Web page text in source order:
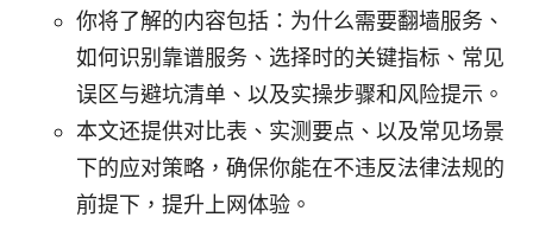
你将了解的内容包括：为什么需要翻墙服务、
如何识别靠谱服务、选择时的关键指标、常见
误区与避坑清单、以及实操步骤和风险提示。
本文还提供对比表、实测要点、以及常见场景
下的应对策略，确保你能在不违反法律法规的
前提下，提升上网体验。